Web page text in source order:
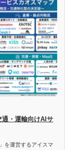
通・運輸向けAIサ
を運営するアイスマ